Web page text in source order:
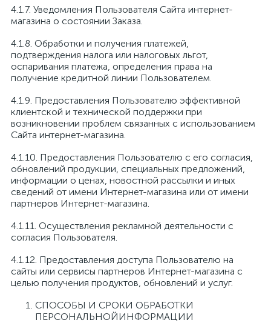
4.1.7. Уведомления Пользователя Сайта интернет-
магазина о состоянии Заказа.
4.1.8. Обработки и получения платежей,
подтверждения налога или налоговых льгот,
оспаривания платежа, определения права на
получение кредитной линии Пользователем.
4.1.9. Предоставления Пользователю эффективной
клиентской и технической поддержки при
возникновении проблем связанных с использованием
Сайта интернет-магазина.
4.1.10. Предоставления Пользователю с его согласия,
обновлений продукции, специальных предложений,
информации о ценах, новостной рассылки и иных
сведений от имени Интернет-магазина или от имени
партнеров Интернет-магазина.
4.1.11. Осуществления рекламной деятельности с
согласия Пользователя.
4.1.12. Предоставления доступа Пользователю на
сайты или сервисы партнеров Интернет-магазина с
целью получения продуктов, обновлений и услуг.
СПОСОБЫ И СРОКИ ОБРАБОТКИ
ПЕРСОНАЛЬНОЙИНФОРМАЦИИ